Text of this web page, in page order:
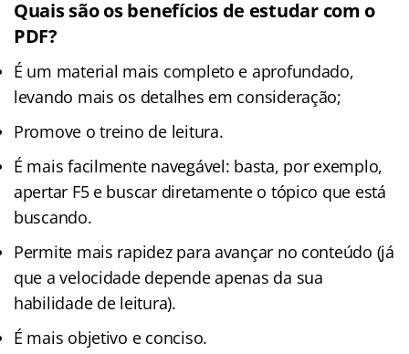
Quais são os benefícios de estudar com o
PDF?
É um material mais completo e aprofundado,
levando mais os detalhes em consideração;
Promove o treino de leitura.
É mais facilmente navegável: basta, por exemplo,
apertar F5 e buscar diretamente o tópico que está
buscando.
Permite mais rapidez para avançar no conteúdo (já
que a velocidade depende apenas da sua
habilidade de leitura).
É mais objetivo e conciso.